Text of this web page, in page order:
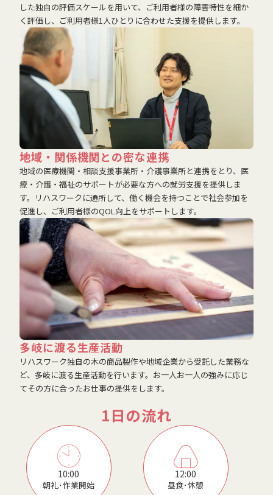
した独自の評価スケールを用いて、ご利用者様の障害特性を細か
く評価し、ご利用者様1人ひとりに合わせた支援を提供します。
地域・関係機関との密な連携
地域の医療機関・相談支援事業所・介護事業所と連携をとり、医
療・介護・福祉のサポートが必要な方への就労支援を提供しま
す。リハスワークに通所して、働く機会を持つことで社会参加を
促進し、ご利用者様のQOL向上をサポートします。
多岐に渡る生産活動
リハスワーク独自の木の商品製作や地域企業から受託した業務な
ど、多岐に渡る生産活動を行います。お一人お一人の強みに応じ
てその方に合ったお仕事の提供をします。
1日の流れ
10:00
朝礼･作業開始
12:00
昼食･休憩